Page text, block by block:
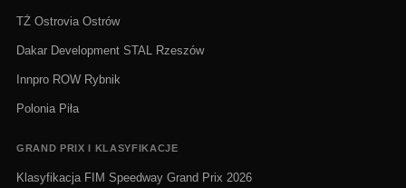
TŻ Ostrovia Ostrów
Dakar Development STAL Rzeszów
Innpro ROW Rybnik
Polonia Piła
GRAND PRIX I KLASYFIKACJE
Klasyfikacja FIM Speedway Grand Prix 2026